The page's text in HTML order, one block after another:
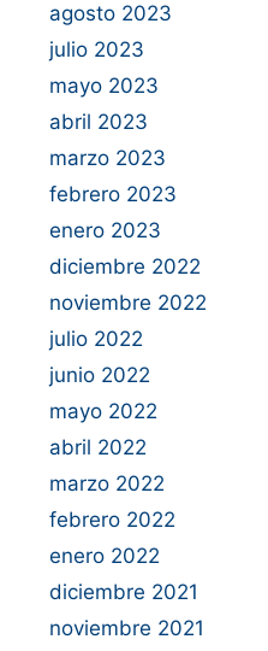
agosto 2023
julio 2023
mayo 2023
abril 2023
marzo 2023
febrero 2023
enero 2023
diciembre 2022
noviembre 2022
julio 2022
junio 2022
mayo 2022
abril 2022
marzo 2022
febrero 2022
enero 2022
diciembre 2021
noviembre 2021